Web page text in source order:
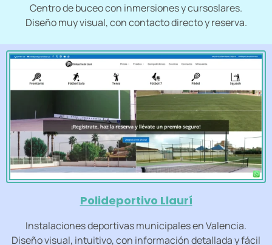
Centro de buceo con inmersiones y cursoslares.
Diseño muy visual, con contacto directo y reserva.
Polideportivo Llaurí
Instalaciones deportivas municipales en Valencia.
Diseño visual, intuitivo, con información detallada y fácil